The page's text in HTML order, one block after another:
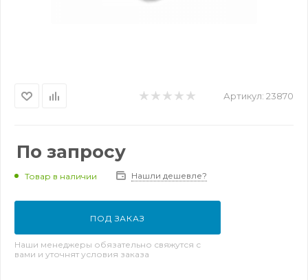
Артикул: 23870
По запросу
Товар в наличии Нашли дешевле?
ПОД ЗАКАЗ
Наши менеджеры обязательно свяжутся с
вами и уточнят условия заказа